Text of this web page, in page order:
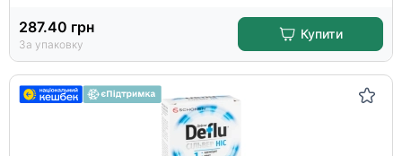
287.40 грн
За упаковку
Купити